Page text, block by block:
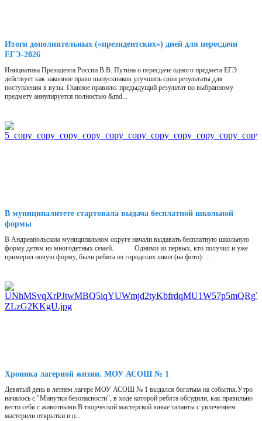
Итоги дополнительных («президентских») дней для пересдачи
ЕГЭ-2026
Инициатива Президента России В.В. Путина о пересдаче одного предмета ЕГЭ
действует как законное право выпускников улучшить свои результаты для
поступления в вузы. Главное правило: предыдущий результат по выбранному
предмету аннулируется полностью &md...
В муниципалитете стартовала выдача бесплатной школьной
формы
В Андреапольском муниципальном округе начали выдавать бесплатную школьную
форму детям из многодетных семей. Одними из первых, кто получил и уже
примерил новую форму, были ребята из городских школ (на фото). ...
Хроника лагерной жизни. МОУ АСОШ № 1
Девятый день в летнем лагере МОУ АСОШ № 1 выдался богатым на события.Утро
началось с "Минутки безопасности", в ходе которой ребята обсудили, как правильно
вести себя с животными.В творческой мастерской юные таланты с увлечением
мастерили открытки и п...